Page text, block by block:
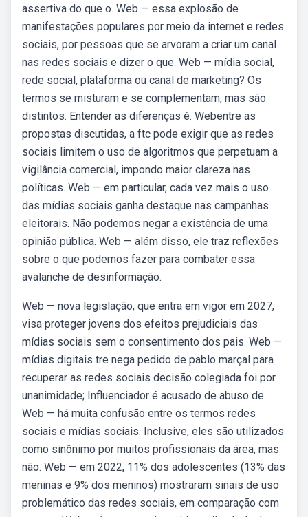
assertiva do que o. Web — essa explosão de
manifestações populares por meio da internet e redes
sociais, por pessoas que se arvoram a criar um canal
nas redes sociais e dizer o que. Web — mídia social,
rede social, plataforma ou canal de marketing? Os
termos se misturam e se complementam, mas são
distintos. Entender as diferenças é. Webentre as
propostas discutidas, a ftc pode exigir que as redes
sociais limitem o uso de algoritmos que perpetuam a
vigilância comercial, impondo maior clareza nas
políticas. Web — em particular, cada vez mais o uso
das mídias sociais ganha destaque nas campanhas
eleitorais. Não podemos negar a existência de uma
opinião pública. Web — além disso, ele traz reflexões
sobre o que podemos fazer para combater essa
avalanche de desinformação.
Web — nova legislação, que entra em vigor em 2027,
visa proteger jovens dos efeitos prejudiciais das
mídias sociais sem o consentimento dos pais. Web —
mídias digitais tre nega pedido de pablo marçal para
recuperar as redes sociais decisão colegiada foi por
unanimidade; Influenciador é acusado de abuso de.
Web — há muita confusão entre os termos redes
sociais e mídias sociais. Inclusive, eles são utilizados
como sinônimo por muitos profissionais da área, mas
não. Web — em 2022, 11% dos adolescentes (13% das
meninas e 9% dos meninos) mostraram sinais de uso
problemático das redes sociais, em comparação com